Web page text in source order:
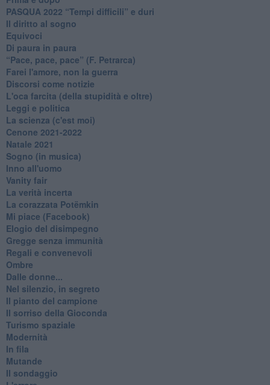
​PASQUA 2022 “Tempi difficili” e duri
Il diritto al sogno
Equivoci
Di paura in paura
​“Pace, pace, pace” (F. Petrarca)
Farei l'amore, non la guerra
Discorsi come notizie
L'oca farcita (della stupidità e oltre)
Leggi e politica
La scienza (c'est moi)
Cenone 2021-2022
Natale 2021
Sogno (in musica)
Inno all'uomo
Vanity fair
La verità incerta
La corazzata Potëmkin
Mi piace (Facebook)
Elogio del disimpegno
Gregge senza immunità
Regali e convenevoli
Ombre
Dalle donne...
Nel silenzio, in segreto
Il pianto del campione
Il sorriso della Gioconda
Turismo spaziale
Modernità
In fila
Mutande
Il sondaggio